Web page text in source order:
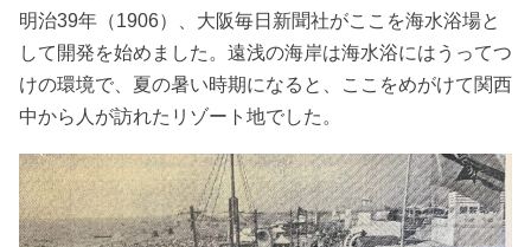
明治39年（1906）、大阪毎日新聞社がここを海水浴場と
して開発を始めました。遠浅の海岸は海水浴にはうってつ
けの環境で、夏の暑い時期になると、ここをめがけて関西
中から人が訪れたリゾート地でした。